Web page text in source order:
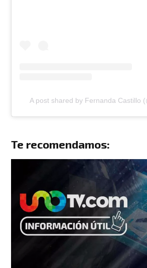
A post shared by Fernanda Castillo
Te recomendamos: